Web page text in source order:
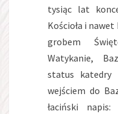
tysiąc lat
Kościoła i
grobem
Watykanie,
status katedry
wejściem do
łaciński